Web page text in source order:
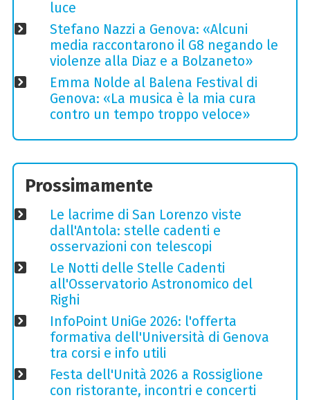
luce
Stefano Nazzi a Genova: «Alcuni
media raccontarono il G8 negando le
violenze alla Diaz e a Bolzaneto»
Emma Nolde al Balena Festival di
Genova: «La musica è la mia cura
contro un tempo troppo veloce»
Prossimamente
Le lacrime di San Lorenzo viste
dall'Antola: stelle cadenti e
osservazioni con telescopi
Le Notti delle Stelle Cadenti
all'Osservatorio Astronomico del
Righi
InfoPoint UniGe 2026: l'offerta
formativa dell'Università di Genova
tra corsi e info utili
Festa dell'Unità 2026 a Rossiglione
con ristorante, incontri e concerti